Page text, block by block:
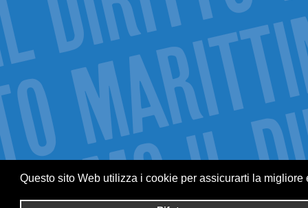
Questo sito Web utilizza i cookie per assicurarti la